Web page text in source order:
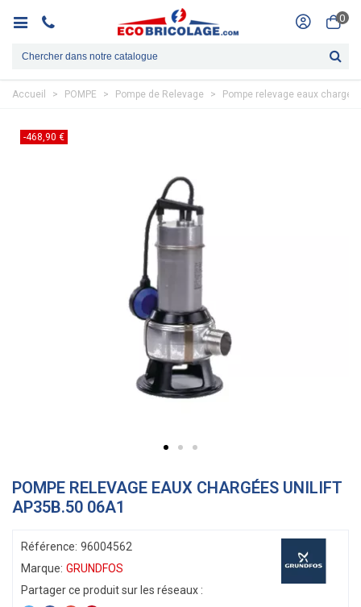
0
Accueil > POMPE > Pompe de Relevage > Pompe relevage eaux
-468,90 €
POMPE RELEVAGE EAUX CHARGÉES UNILIFT
AP35B.50 06A1
Référence: 96004562
Marque: GRUNDFOS